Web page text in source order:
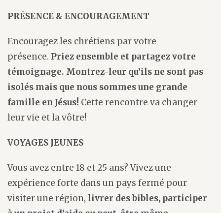
PRÉSENCE & ENCOURAGEMENT
Encouragez les chrétiens par votre
présence. Priez ensemble et partagez votre
témoignage. Montrez-leur qu’ils ne sont pas
isolés mais que nous sommes une grande
famille en Jésus! Cette rencontre va changer
leur vie et la vôtre!
VOYAGES JEUNES
Vous avez entre 18 et 25 ans? Vivez une
expérience forte dans un pays fermé pour
visiter une région, livrer des bibles, participer